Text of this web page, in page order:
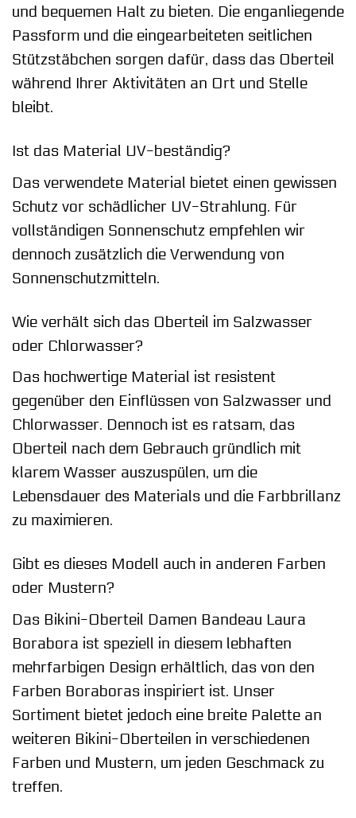
und bequemen Halt zu bieten. Die enganliegende
Passform und die eingearbeiteten seitlichen
Stützstäbchen sorgen dafür, dass das Oberteil
während Ihrer Aktivitäten an Ort und Stelle
bleibt.
Ist das Material UV-beständig?
Das verwendete Material bietet einen gewissen
Schutz vor schädlicher UV-Strahlung. Für
vollständigen Sonnenschutz empfehlen wir
dennoch zusätzlich die Verwendung von
Sonnenschutzmitteln.
Wie verhält sich das Oberteil im Salzwasser
oder Chlorwasser?
Das hochwertige Material ist resistent
gegenüber den Einflüssen von Salzwasser und
Chlorwasser. Dennoch ist es ratsam, das
Oberteil nach dem Gebrauch gründlich mit
klarem Wasser auszuspülen, um die
Lebensdauer des Materials und die Farbbrillanz
zu maximieren.
Gibt es dieses Modell auch in anderen Farben
oder Mustern?
Das Bikini-Oberteil Damen Bandeau Laura
Borabora ist speziell in diesem lebhaften
mehrfarbigen Design erhältlich, das von den
Farben Boraboras inspiriert ist. Unser
Sortiment bietet jedoch eine breite Palette an
weiteren Bikini-Oberteilen in verschiedenen
Farben und Mustern, um jeden Geschmack zu
treffen.